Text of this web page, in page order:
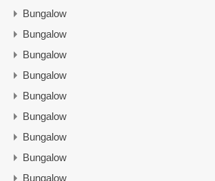
Bungalow
Bungalow
Bungalow
Bungalow
Bungalow
Bungalow
Bungalow
Bungalow
Bungalow